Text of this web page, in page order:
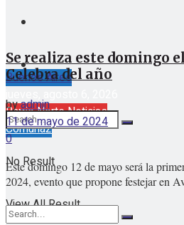
Buenos Aires
Barrio Norte Noticias
Comuna2
No Result
View All Result
Se realiza este domingo
Celebra del año
byadmin
11 de mayo de 2024
0
Este domingo 12 de mayo será la
2024, evento que propone festejar en